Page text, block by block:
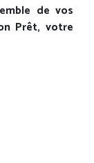
de vos
Prêt, votre